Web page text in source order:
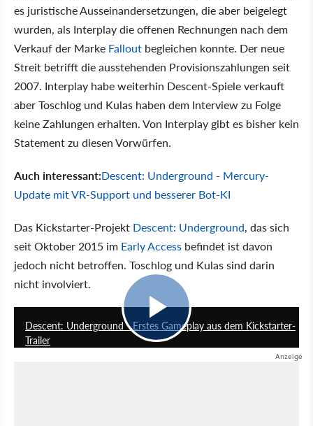
es juristische Ausseinandersetzungen, die aber beigelegt
wurden, als Interplay die offenen Rechnungen nach dem
Verkauf der Marke Fallout begleichen konnte. Der neue
Streit betrifft die ausstehenden Provisionszahlungen seit
2007. Interplay habe weiterhin Descent-Spiele verkauft
aber Toschlog und Kulas haben dem Interview zu Folge
keine Zahlungen erhalten. Von Interplay gibt es bisher kein
Statement zu diesen Vorwürfen.
Auch interessant:Descent: Underground - Mercury-
Update mit VR-Support und besserer Bot-KI
Das Kickstarter-Projekt Descent: Underground, das sich
seit Oktober 2015 im Early Access befindet ist davon
jedoch nicht betroffen. Toschlog und Kulas sind darin
nicht involviert.
Descent: Underground - Erstes Gameplay aus dem Kickstarter-
Trailer